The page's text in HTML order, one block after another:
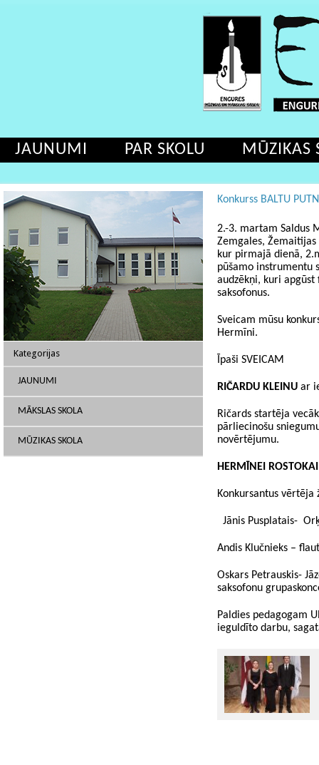
JAUNUMI PAR SKOLU MŪZIKAS
Konkurss BALTU
2.-3. martam Saldus
Zemgales, Žemaitijas
kur pirmajā dienā,
pūšamo instrumentu
audzēkņi, kuri
saksofonus.
Sveicam mūsu
Hermīni.
Īpaši SVEICAM
RIČARDU KLEINU ar
Ričards startēja
pārliecinošu
novērtējumu.
HERMĪNEI ROSTOKAI
Konkursantus vērtēja
Jānis Pusplatais-
Andis Klučnieks –
Oskars Petrauskis-
saksofonu
Paldies pedagogam
ieguldīto darbu,
Kategorijas
JAUNUMI
MĀKSLAS SKOLA
MŪZIKAS SKOLA